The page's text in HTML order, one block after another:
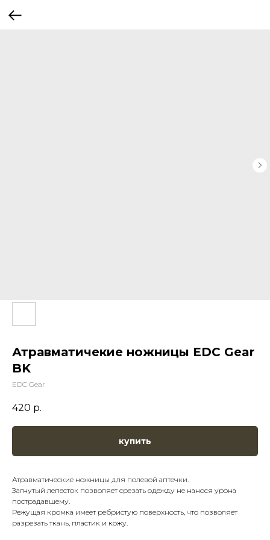
Атравматичекие ножницы EDC Gear
BK
EDC Gear
420 р.
купить
Атравматические ножницы для полевой аптечки.
Загнутый лепесток позволяет срезать одежду не нанося урона
пострадавшему.
Режущая кромка имеет ребристую поверхность, что позволяет
разрезать ткань, пластик и кожу.